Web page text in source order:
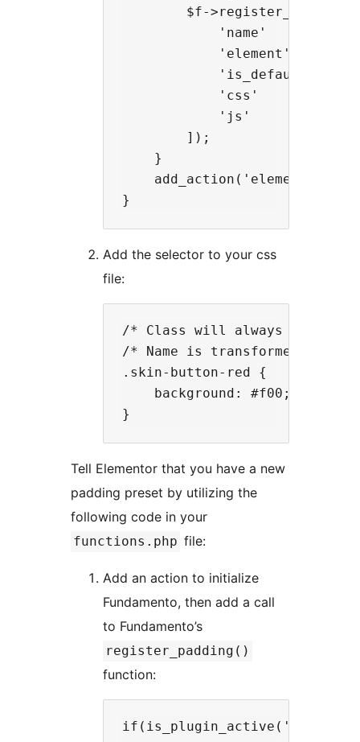
        $f->register_skin([
'name'       =>
'element'    =>
'is_default' =>
'css'        =>
'js'         =>
        ]);
    }
add_action('elementor/
Add the selector to your css
file:
/* Class will always be
/* Name is transformed to
.skin-button-red {
    background: #f00;
Tell Elementor that you have a new
padding preset by utilizing the
following code in your
functions.php file:
Add an action to initialize
Fundamento, then add a call
to Fundamento’s
register_padding()
function: